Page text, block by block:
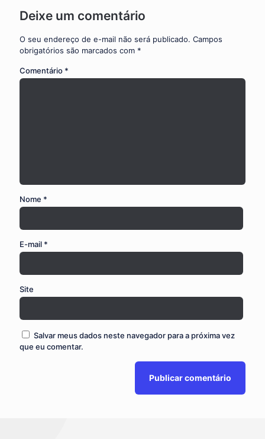
Deixe um comentário
O seu endereço de e-mail não será publicado. Campos
obrigatórios são marcados com *
Comentário *
Nome *
E-mail *
Site
Salvar meus dados neste navegador para a próxima vez
que eu comentar.